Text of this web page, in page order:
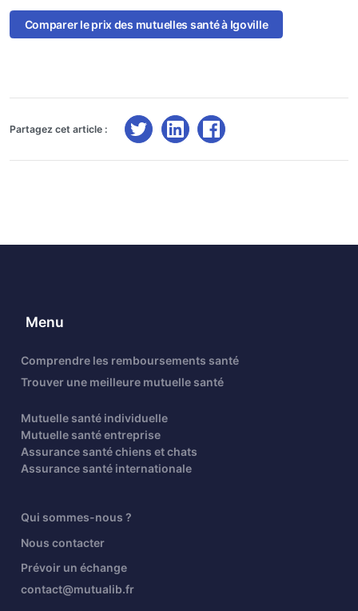
Comparer le prix des mutuelles santé à Igoville
Partagez cet article :
Menu
Comprendre les remboursements santé
Trouver une meilleure mutuelle santé
Mutuelle santé individuelle
Mutuelle santé entreprise
Assurance santé chiens et chats
Assurance santé internationale
Qui sommes-nous ?
Nous contacter
Prévoir un échange
contact@mutualib.fr